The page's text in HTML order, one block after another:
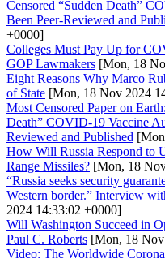
Censored “Sudden Death”
Been Peer-Reviewed and
+0000]
Colleges Must Pay Up for
GOP Lawmakers [Mon, 18
Eight Reasons Why Marco
of State [Mon, 18 Nov 2024
Most Censored Paper on
Death” COVID-19 Vaccine
Reviewed and Published
How Will Russia Respond to
Range Missiles? [Mon, 18
“Russia seeks security
Western border.” Interview
2024 14:33:02 +0000]
Will Washington Succeed in
Paul C. Roberts [Mon, 18
Video: The Worldwide